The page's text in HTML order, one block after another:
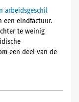
arbeidsgeschil
een eindfactuur.
te weinig
een deel van de